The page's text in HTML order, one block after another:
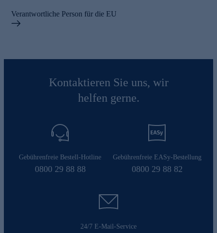
Verantwortliche Person für die EU
Kontaktieren Sie uns, wir
helfen gerne.
Gebührenfreie Bestell-Hotline
0800 29 88 88
Gebührenfreie EASy-Bestellung
0800 29 88 82
24/7 E-Mail-Service